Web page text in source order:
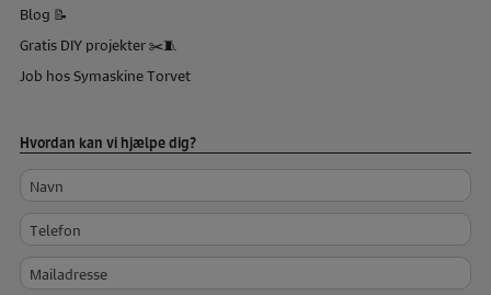
Blog 📝
Gratis DIY projekter ✂️🧵
Job hos Symaskine Torvet
Hvordan kan vi hjælpe dig?
Navn
Telefon
Mailadresse